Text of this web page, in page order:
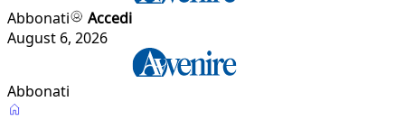
Abbonati
Accedi
August 6, 2026
Abbonati